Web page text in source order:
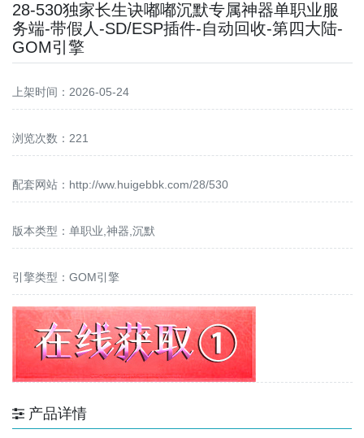
28-530独家长生诀嘟嘟沉默专属神器单职业服
务端-带假人-SD/ESP插件-自动回收-第四大陆-
GOM引擎
上架时间：2026-05-24
浏览次数：221
配套网站： http://ww.huigebbk.com/28/530
版本类型：单职业,神器,沉默
引擎类型：GOM引擎
产品详情